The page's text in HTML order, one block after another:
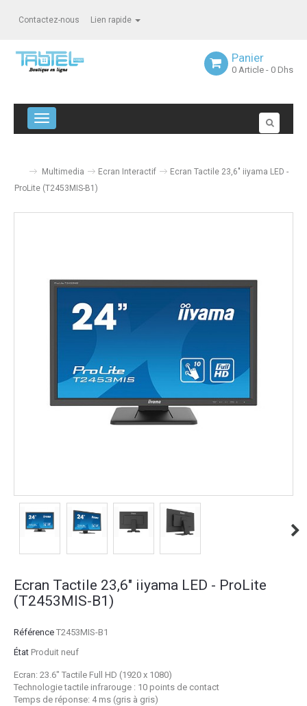
Contactez-nous Lien rapide
Panier
0 Article - 0 Dhs
Navigation bascule
Multimedia Ecran Interactif
Ecran Tactile 23,6" iiyama LED -
ProLite (T2453MIS-B1)
Ecran Tactile 23,6" iiyama LED - ProLite
(T2453MIS-B1)
Référence T2453MIS-B1
État Produit neuf
Ecran: 23.6" Tactile Full HD (1920 x 1080)
Technologie tactile infrarouge : 10 points de contact
Temps de réponse: 4 ms (gris à gris)